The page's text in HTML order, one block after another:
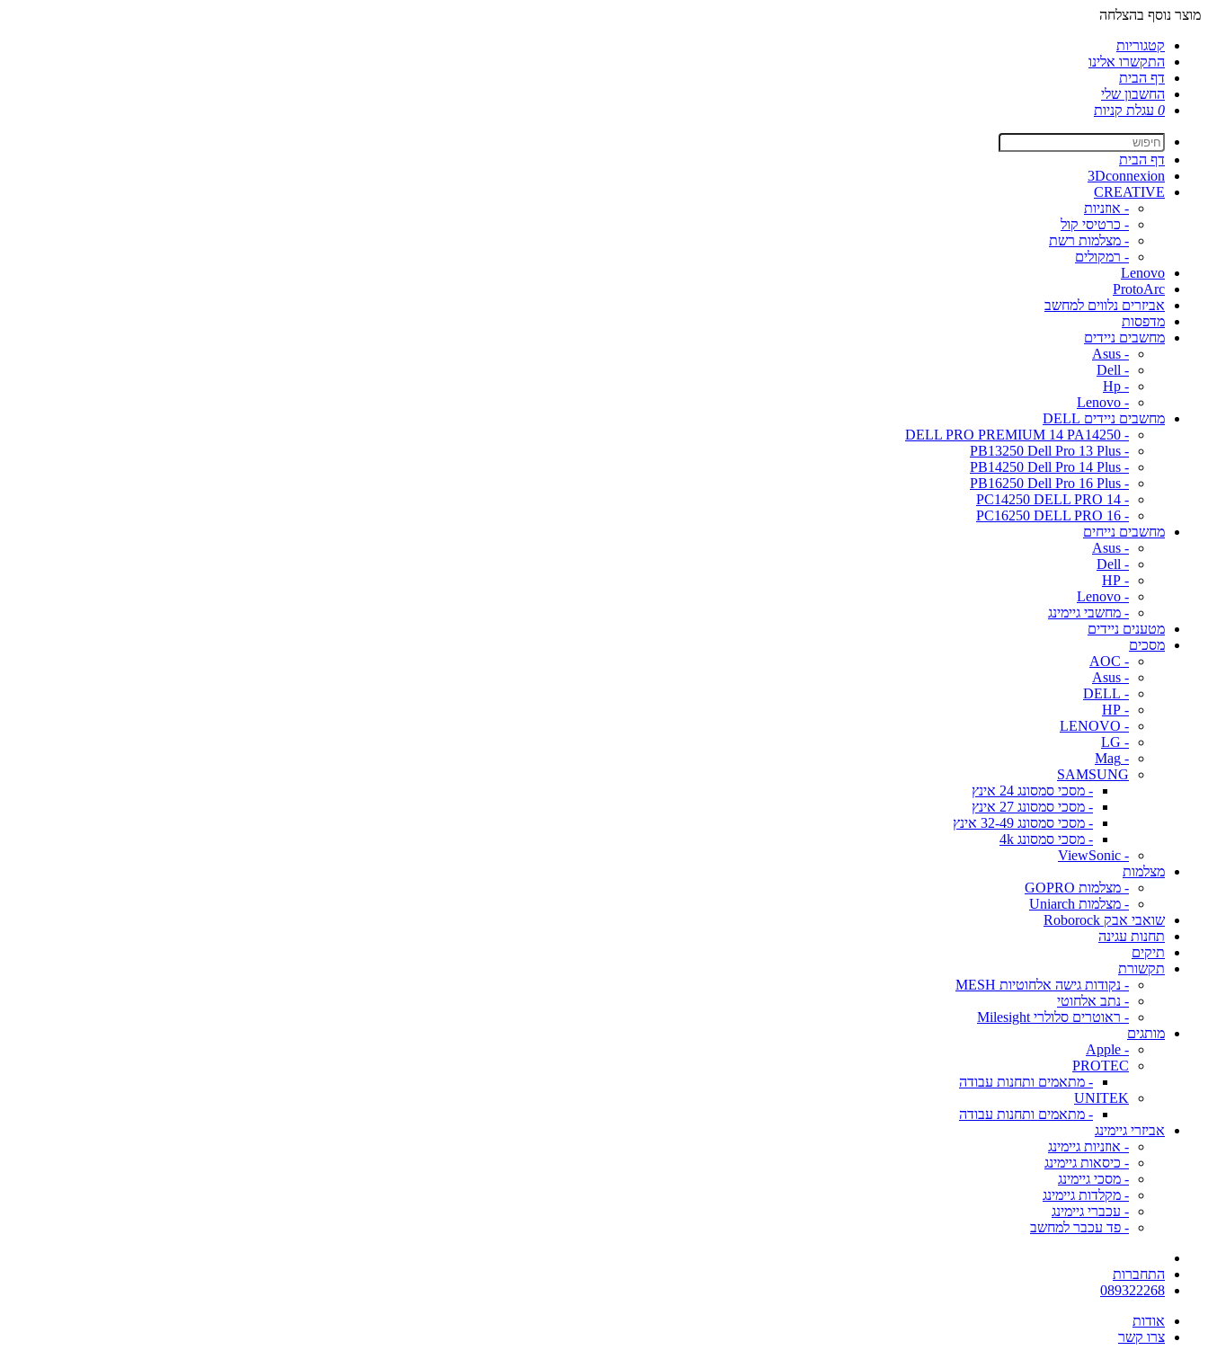
מוצר נוסף בהצלחה
קטגוריות
התקשרו אלינו
דף הבית
החשבון שלי
0 עגלת קניות
דף הבית
3Dconnexion
CREATIVE
- אוזניות
- כרטיסי קול
- מצלמות רשת
- רמקולים
Lenovo
ProtoArc
אביזרים נלווים למחשב
מדפסות
מחשבים ניידים
- Asus
- Dell
- Hp
- Lenovo
מחשבים ניידים DELL
- DELL PRO PREMIUM 14 PA14250
- PB13250 Dell Pro 13 Plus
- PB14250 Dell Pro 14 Plus
- PB16250 Dell Pro 16 Plus
- PC14250 DELL PRO 14
- PC16250 DELL PRO 16
מחשבים נייחים
- Asus
- Dell
- HP
- Lenovo
- מחשבי גיימינג
מטענים ניידים
מסכים
- AOC
- Asus
- DELL
- HP
- LENOVO
- LG
- Mag
SAMSUNG
- מסכי סמסונג 24 אינץ
- מסכי סמסונג 27 אינץ
- מסכי סמסונג 32-49 אינץ
- מסכי סמסונג 4k
- ViewSonic
מצלמות
- מצלמות GOPRO
- מצלמות Uniarch
שואבי אבק Roborock
תחנות עגינה
תיקים
תקשורת
- נקודות גישה אלחוטיות MESH
- נתב אלחוטי
- ראוטרים סלולרי Milesight
מותגים
- Apple
PROTEC
- מתאמים ותחנות עבודה
UNITEK
- מתאמים ותחנות עבודה
אביזרי גיימינג
- אוזניות גיימינג
- כיסאות גיימינג
- מסכי גיימינג
- מקלדות גיימינג
- עכברי גיימינג
- פד עכבר למחשב
התחברות
089322268
אודות
צרו קשר